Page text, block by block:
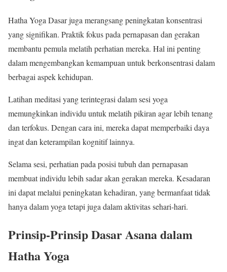
Hatha Yoga Dasar juga merangsang peningkatan konsentrasi
yang signifikan. Praktik fokus pada pernapasan dan gerakan
membantu pemula melatih perhatian mereka. Hal ini penting
dalam mengembangkan kemampuan untuk berkonsentrasi dalam
berbagai aspek kehidupan.
Latihan meditasi yang terintegrasi dalam sesi yoga
memungkinkan individu untuk melatih pikiran agar lebih tenang
dan terfokus. Dengan cara ini, mereka dapat memperbaiki daya
ingat dan keterampilan kognitif lainnya.
Selama sesi, perhatian pada posisi tubuh dan pernapasan
membuat individu lebih sadar akan gerakan mereka. Kesadaran
ini dapat melalui peningkatan kehadiran, yang bermanfaat tidak
hanya dalam yoga tetapi juga dalam aktivitas sehari-hari.
Prinsip-Prinsip Dasar Asana dalam
Hatha Yoga